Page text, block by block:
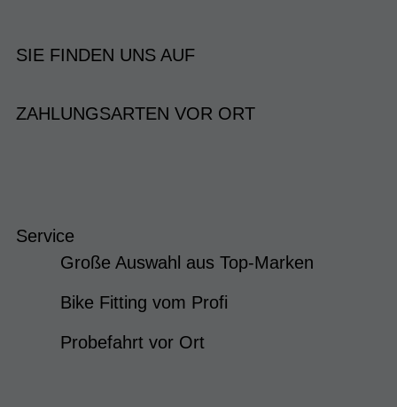
SIE FINDEN UNS AUF
ZAHLUNGSARTEN VOR ORT
Service
Große Auswahl aus Top-Marken
Bike Fitting vom Profi
Probefahrt vor Ort